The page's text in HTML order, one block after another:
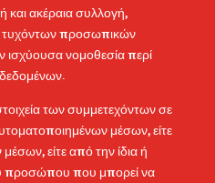
και ακέραια συλλογή,
τυχόντων προσωπικών
νομοθεσία περί
των συμμετεχόντων σε
μέσων, είτε
είτε από την ίδια ή
προσώπου που μπορεί να